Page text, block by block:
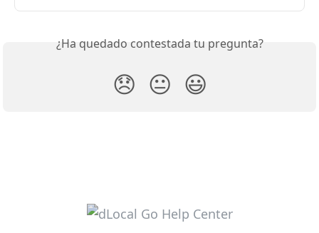
¿Ha quedado contestada tu pregunta?
😞 😐 😃